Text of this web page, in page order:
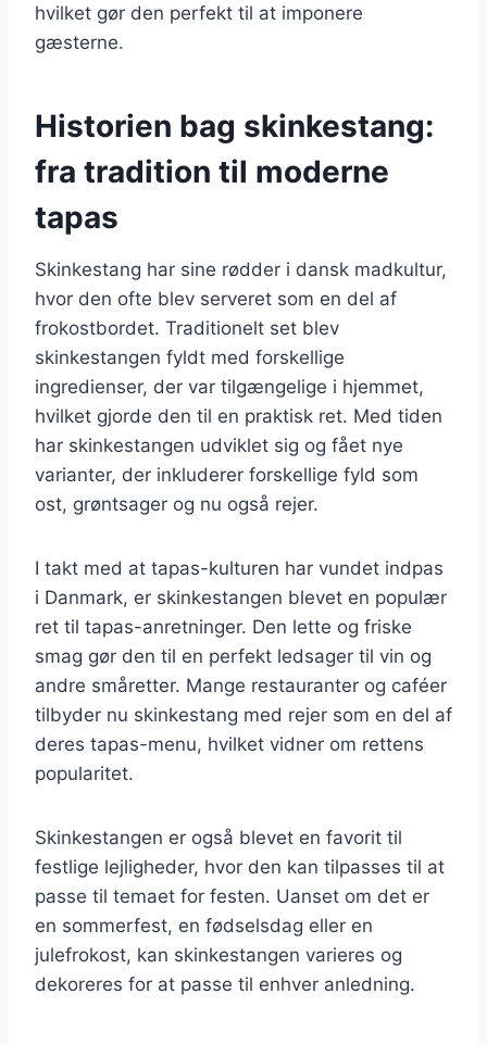
hvilket gør den perfekt til at imponere
gæsterne.
Historien bag skinkestang:
fra tradition til moderne
tapas
Skinkestang har sine rødder i dansk madkultur,
hvor den ofte blev serveret som en del af
frokostbordet. Traditionelt set blev
skinkestangen fyldt med forskellige
ingredienser, der var tilgængelige i hjemmet,
hvilket gjorde den til en praktisk ret. Med tiden
har skinkestangen udviklet sig og fået nye
varianter, der inkluderer forskellige fyld som
ost, grøntsager og nu også rejer.
I takt med at tapas-kulturen har vundet indpas
i Danmark, er skinkestangen blevet en populær
ret til tapas-anretninger. Den lette og friske
smag gør den til en perfekt ledsager til vin og
andre småretter. Mange restauranter og caféer
tilbyder nu skinkestang med rejer som en del af
deres tapas-menu, hvilket vidner om rettens
popularitet.
Skinkestangen er også blevet en favorit til
festlige lejligheder, hvor den kan tilpasses til at
passe til temaet for festen. Uanset om det er
en sommerfest, en fødselsdag eller en
julefrokost, kan skinkestangen varieres og
dekoreres for at passe til enhver anledning.